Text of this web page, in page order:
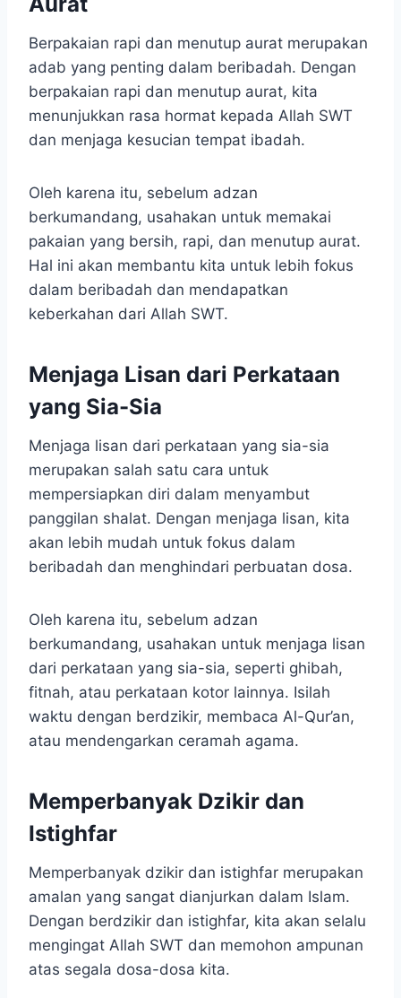
Berpakaian rapi dan menutup aurat merupakan
adab yang penting dalam beribadah. Dengan
berpakaian rapi dan menutup aurat, kita
menunjukkan rasa hormat kepada Allah SWT
dan menjaga kesucian tempat ibadah.
Oleh karena itu, sebelum adzan
berkumandang, usahakan untuk memakai
pakaian yang bersih, rapi, dan menutup aurat.
Hal ini akan membantu kita untuk lebih fokus
dalam beribadah dan mendapatkan
keberkahan dari Allah SWT.
Menjaga Lisan dari Perkataan
yang Sia-Sia
Menjaga lisan dari perkataan yang sia-sia
merupakan salah satu cara untuk
mempersiapkan diri dalam menyambut
panggilan shalat. Dengan menjaga lisan, kita
akan lebih mudah untuk fokus dalam
beribadah dan menghindari perbuatan dosa.
Oleh karena itu, sebelum adzan
berkumandang, usahakan untuk menjaga lisan
dari perkataan yang sia-sia, seperti ghibah,
fitnah, atau perkataan kotor lainnya. Isilah
waktu dengan berdzikir, membaca Al-Qur’an,
atau mendengarkan ceramah agama.
Memperbanyak Dzikir dan
Istighfar
Memperbanyak dzikir dan istighfar merupakan
amalan yang sangat dianjurkan dalam Islam.
Dengan berdzikir dan istighfar, kita akan selalu
mengingat Allah SWT dan memohon ampunan
atas segala dosa-dosa kita.